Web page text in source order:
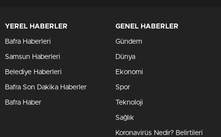
YEREL HABERLER
Bafra Haberleri
Samsun Haberleri
Belediye Haberleri
Bafra Son Dakika Haberler
Bafra Haber
GENEL HABERLER
Gündem
Dünya
Ekonomi
Spor
Teknoloji
Sağlık
Koronavirüs Nedir? Belirtileri